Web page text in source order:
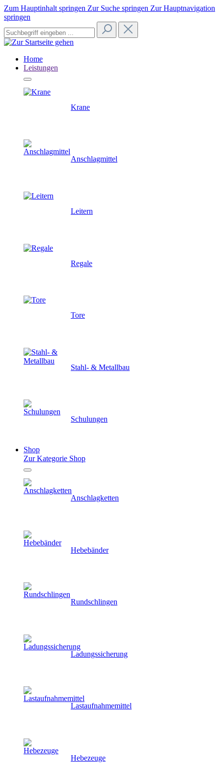
Zum Hauptinhalt springen Zur Suche springen Zur Hauptnavigation
springen
Home
Leistungen
Krane
Anschlagmittel
Leitern
Regale
Tore
Stahl- & Metallbau
Schulungen
Shop
Zur Kategorie Shop
Anschlagketten
Hebebänder
Rundschlingen
Ladungssicherung
Lastaufnahmemittel
Hebezeuge